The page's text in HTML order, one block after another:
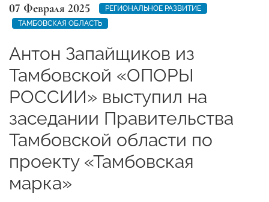
07 Февраля 2025
РЕГИОНАЛЬНОЕ РАЗВИТИЕ
ТАМБОВСКАЯ ОБЛАСТЬ
Антон Запайщиков из
Тамбовской «ОПОРЫ
РОССИИ» выступил на
заседании Правительства
Тамбовской области по
проекту «Тамбовская
марка»